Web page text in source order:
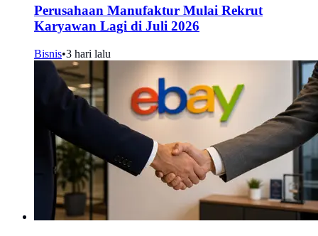
Perusahaan Manufaktur Mulai Rekrut
Karyawan Lagi di Juli 2026
Bisnis•3 hari lalu